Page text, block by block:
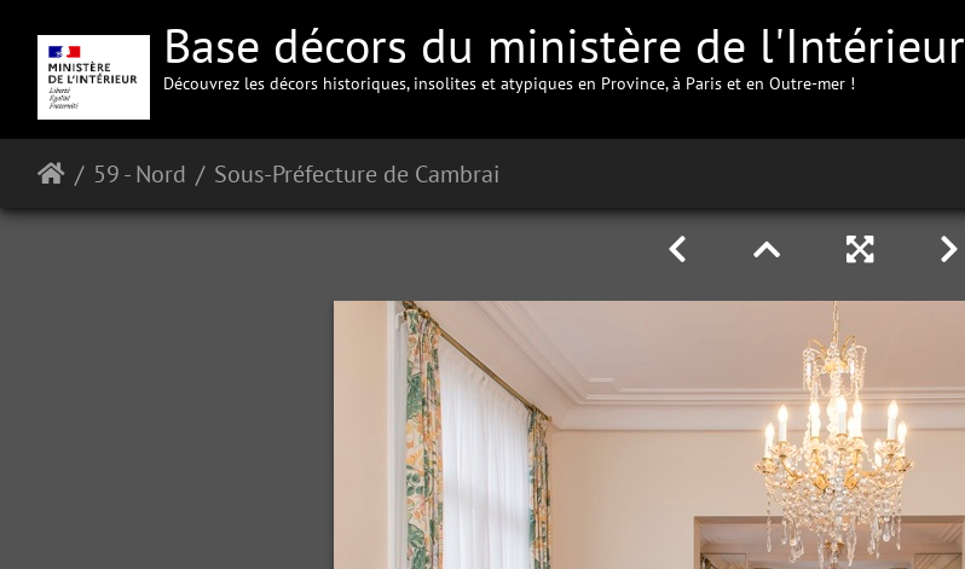
Base décors du ministère de l'Intérieur
Découvrez les décors historiques, insolites et atypiques en Province, à Paris et en Outre-mer !
59 - Nord Sous-Préfecture de Cambrai